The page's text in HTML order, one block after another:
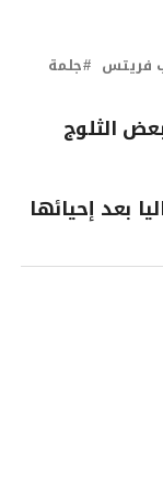
فريتس جلمة
الثلوج
بعد إحيائها